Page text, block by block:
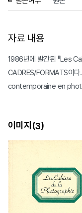
자료 내용
1986년에 발간된 『Les
CADRES/FORMATS이
contemporaine en
이미지(3)